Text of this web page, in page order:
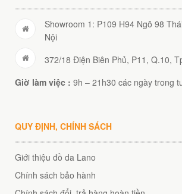
Showroom 1: P109 H94 Ngõ 98
Nội
372/18 Điện Biên Phủ, P11, Q.10,
Giờ làm việc : 9h – 21h30 các ngày trong
QUY ĐỊNH, CHÍNH SÁCH
Giới thiệu đồ da Lano
Chính sách bảo hành